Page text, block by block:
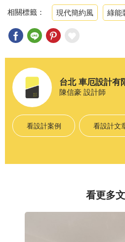
相關標籤： 現代簡約風 綠能
台北 車厄設計有
陳信豪 設計師
看設計案例 看設計文
看更多